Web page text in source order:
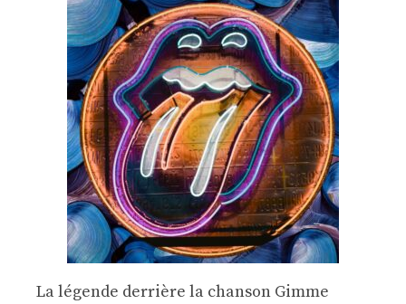
La légende derrière la chanson Gimme